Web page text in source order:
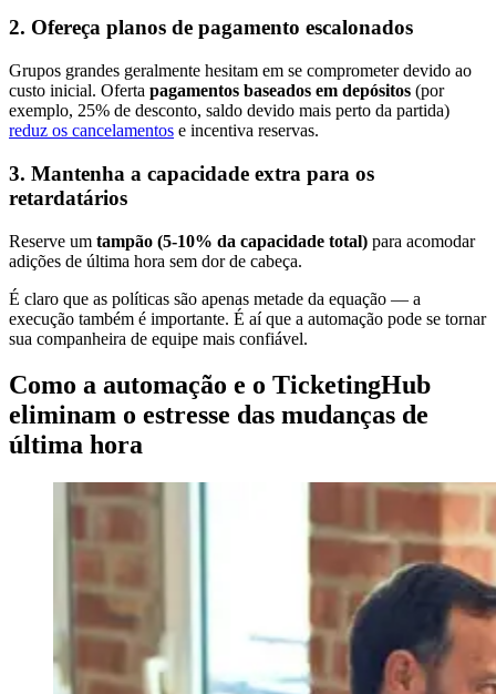
2. Ofereça planos de pagamento escalonados
Grupos grandes geralmente hesitam em se comprometer devido ao
custo inicial. Oferta pagamentos baseados em depósitos (por
exemplo, 25% de desconto, saldo devido mais perto da partida)
reduz os cancelamentos e incentiva reservas.
3. Mantenha a capacidade extra para os
retardatários
Reserve um tampão (5-10% da capacidade total) para acomodar
adições de última hora sem dor de cabeça.
É claro que as políticas são apenas metade da equação — a
execução também é importante. É aí que a automação pode se tornar
sua companheira de equipe mais confiável.
Como a automação e o TicketingHub
eliminam o estresse das mudanças de
última hora